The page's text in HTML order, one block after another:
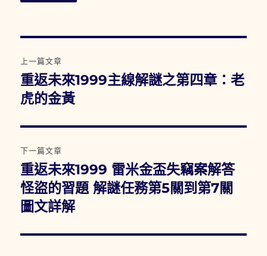
章
導
覽
上一篇文章
上
一
文
章:
重返未來1999主線解謎之第四章：老
虎的金黃
下一篇文章
下
一
篇
章:
重返未來1999 雷米金盃失竊案解答
怪盜的習題 解謎任務第5關到第7關
圖文詳解